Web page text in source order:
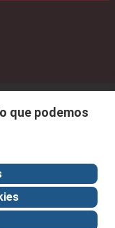
en 24 horas
que podemos